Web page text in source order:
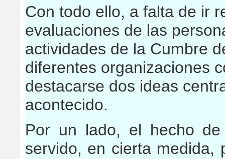
Con todo ello, a falta de ir
evaluaciones de las
actividades de la Cumbre
diferentes organizaciones
destacarse dos ideas
acontecido.
Por un lado, el hecho
servido, en cierta medida,